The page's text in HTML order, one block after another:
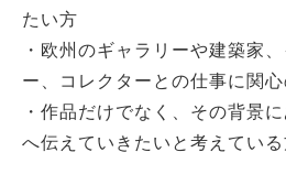
たい方
・欧州のギャラリーや建築家
ー、コレクターとの仕事に関
・作品だけでなく、その背景
へ伝えていきたいと考えている